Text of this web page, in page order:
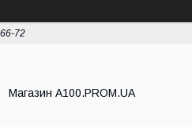
72
Магазин A100.PROM.UA